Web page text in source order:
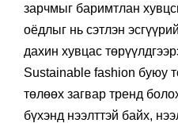
зарчмыг баримтлан
оёдлыг нь сэтлэн
дахин хувцас
Sustainable fashion буюу
төлөөх загвар тренд
бүхэнд нээлттэй байх,